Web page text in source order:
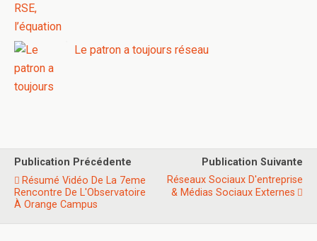
Le patron a toujours réseau
Publication Précédente
Résumé Vidéo De La 7eme
Rencontre De L'Observatoire
À Orange Campus
Publication Suivante
Réseaux Sociaux D'entreprise
& Médias Sociaux Externes